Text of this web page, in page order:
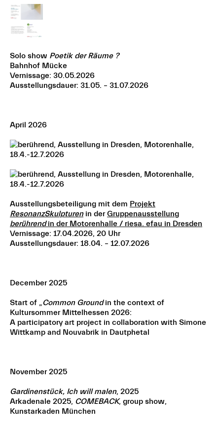
Solo show Poetik der Räume ?
Bahnhof Mücke
Vernissage: 30.05.2026
Ausstellungsdauer: 31.05. – 31.07.2026
April 2026
Ausstellungsbeteiligung mit dem Projekt
ResonanzSkulpturenin derGruppenausstellung
berührendin der Motorenhalle / riesa. efau in Dresden
Vernissage: 17.04.2026, 20 Uhr
Ausstellungsdauer: 18.04. – 12.07.2026
December 2025
Start of „Common Groundin the context of
Kultursommer Mittelhessen 2026:
A participatory art project in collaboration with Simone
Wittkamp and Nouvabrik in Dautphetal
November 2025
Gardinenstück, Ich will malen, 2025
Arkadenale 2025, COMEBACK, group show,
Kunstarkaden München